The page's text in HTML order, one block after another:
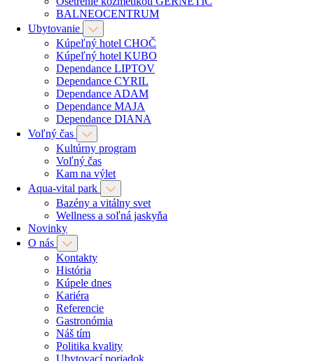
BALNEOCENTRUM
Ubytovanie
Kúpeľný hotel CHOČ
Kúpeľný hotel KUBO
Dependance LIPTOV
Dependance CYRIL
Dependance ADAM
Dependance MAJA
Dependance DIANA
Voľný čas
Kultúrny program
Voľný čas
Kam na výlet
Aqua-vital park
Bazény a vitálny svet
Wellness a soľná jaskyňa
Novinky
O nás
Kontakty
História
Kúpele dnes
Kariéra
Referencie
Gastronómia
Náš tím
Politika kvality
Ubytovací poriadok